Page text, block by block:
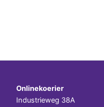
Onlinekoerier
Industrieweg 38A